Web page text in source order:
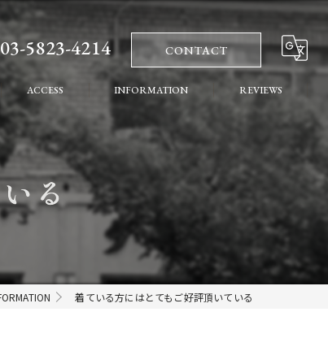
03-5823-4214 CONTACT
ACCESS INFORMATION
COLUMN
REVIEWS
る
着ている方にはとてもご好評頂いている